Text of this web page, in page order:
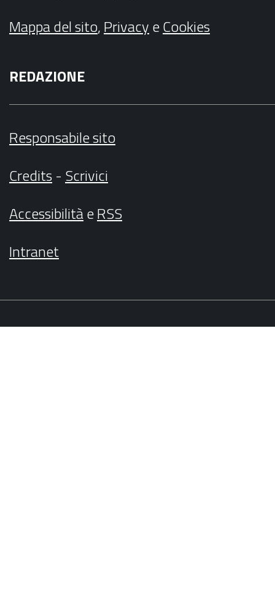
Mappa del sito,PrivacyeCookies
REDAZIONE
Responsabile sito
Credits- Scrivici
AccessibilitàeRSS
Intranet